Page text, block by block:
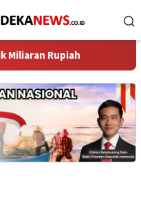
TPK Koja Perkuat